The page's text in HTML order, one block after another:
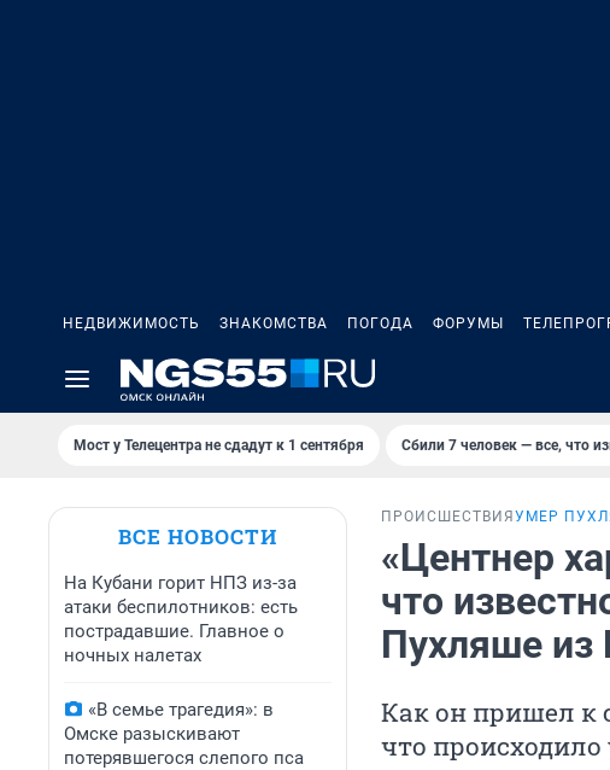
НЕДВИЖИМОСТЬ ЗНАКОМСТВА ПОГОДА ФОРУМЫ
Мост у Телецентра не сдадут к 1 сентября Сбили 7 человек — все, что
ВСЕ НОВОСТИ
На Кубани горит НПЗ из-за
атаки беспилотников: есть
пострадавшие. Главное о
ночных налетах
«В семье трагедия»: в
Омске разыскивают
потерявшегося слепого пса
ПРОИСШЕСТВИЯ УМЕР
«Центнер
что
Пухляше из
Как он пришел к
что